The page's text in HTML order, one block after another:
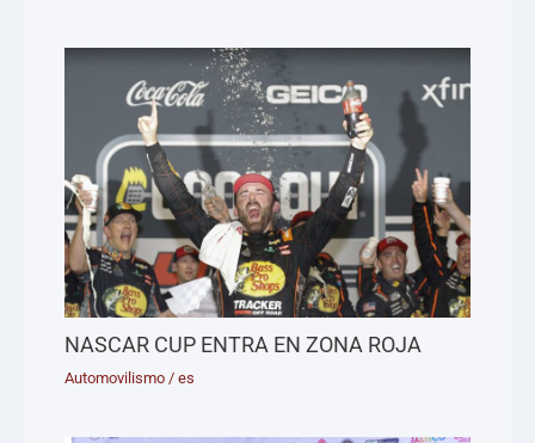
NASCAR CUP ENTRA EN ZONA ROJA
Automovilismo /es